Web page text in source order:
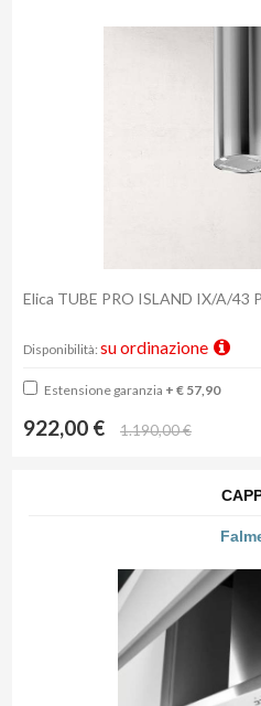
Elica TUBE PRO ISLAND IX/A/43
Disponibilità: su ordinazione
Estensione garanzia + € 57,90
922,00 € 1.190,00 €